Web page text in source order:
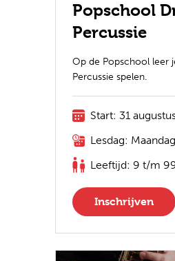
Popschool
Percussie
Op de Popschool leer
Percussie spelen.
Start: 31
Lesdag: Maandag
Leeftijd: 9 t/m
Inschrijven